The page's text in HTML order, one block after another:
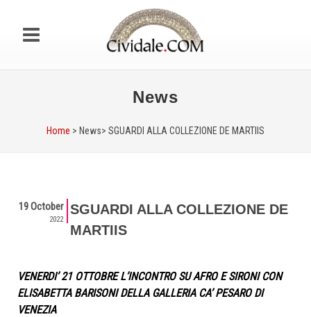
News
Home > News> SGUARDI ALLA COLLEZIONE DE MARTIIS
19 October
2022
SGUARDI ALLA COLLEZIONE DE
MARTIIS
VENERDI’ 21 OTTOBRE L’INCONTRO SU AFRO E SIRONI CON
ELISABETTA BARISONI DELLA GALLERIA CA’ PESARO DI
VENEZIA